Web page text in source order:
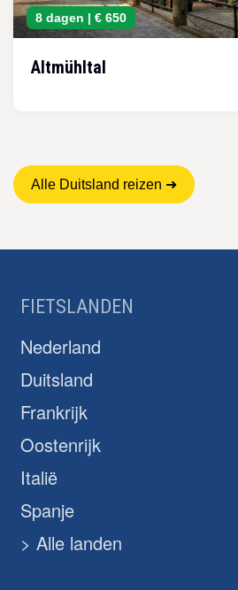
8 dagen | € 650
Altmühltal
Alle Duitsland reizen ➜
FIETSLANDEN
Nederland
Duitsland
Frankrijk
Oostenrijk
Italië
Spanje
> Alle landen